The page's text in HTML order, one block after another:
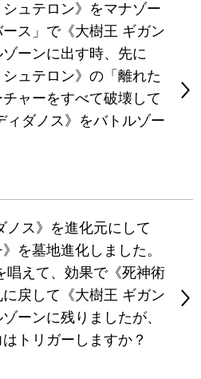
シュテロン》をマナゾー
ス」で《大樹王 ギガン
ーンに出す時、先に
シュテロン》の「離れた
ャーをすべて破壊して
ィダノス》をバトルゾー
ノス》を進化元にして
を墓地進化しました。
唱えて、効果で《死神術
戻して《大樹王 ギガン
ーンに残りましたが、
トリガーしますか？